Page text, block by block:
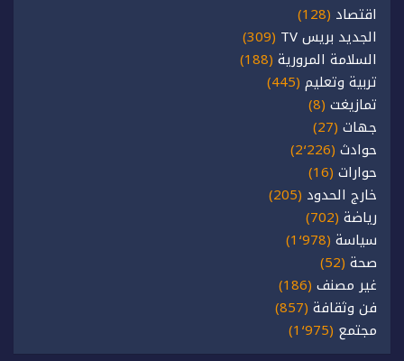
اقتصاد (128)
الجديد بريس TV
(309)
السلامة المرورية (188)
تربية وتعليم (445)
تمازيغت (8)
جهات (27)
حوادث (2٬226)
حوارات (16)
خارج الحدود (205)
رياضة (702)
سياسة (1٬978)
صحة (52)
غير مصنف (186)
فن وثقافة (857)
مجتمع (1٬975)